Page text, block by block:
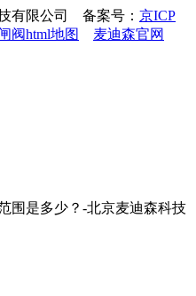
有限公司 备案号： 京ICP
阀html地图 麦迪森官网